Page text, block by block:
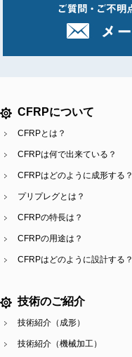
CFRPについて
CFRPとは？
CFRPは何で出来ている？
CFRPはどのように成形する？
プリプレグとは？
CFRPの特長は？
CFRPの用途は？
CFRPはどのように設計する？
技術のご紹介
技術紹介（成形）
技術紹介（機械加工）